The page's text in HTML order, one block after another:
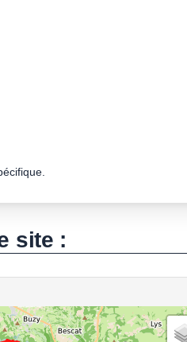
site :